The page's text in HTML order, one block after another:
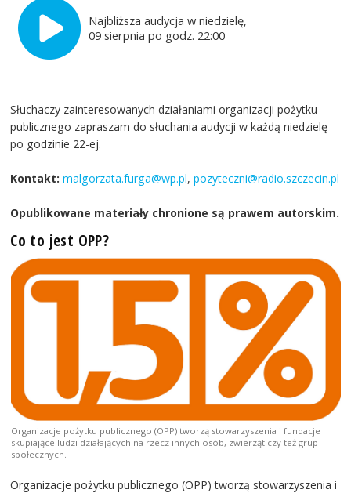
Najbliższa audycja w niedzielę,
09 sierpnia po godz. 22:00
Słuchaczy zainteresowanych działaniami organizacji pożytku
publicznego zapraszam do słuchania audycji w każdą niedzielę
po godzinie 22-ej.
Kontakt: malgorzata.furga@wp.pl,pozyteczni@radio.szczecin.pl
Opublikowane materiały chronione są prawem autorskim.
Co to jest OPP?
Organizacje pożytku publicznego (OPP) tworzą stowarzyszenia i fundacje
skupiające ludzi działających na rzecz innych osób, zwierząt czy też grup
społecznych.
Organizacje pożytku publicznego (OPP) tworzą stowarzyszenia i